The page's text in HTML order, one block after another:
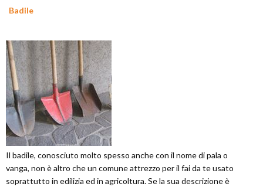
Badile
Il badile, conosciuto molto spesso anche con il nome di pala o
vanga, non è altro che un comune attrezzo per il fai da te usato
soprattutto in edilizia ed in agricoltura. Se la sua descrizione è